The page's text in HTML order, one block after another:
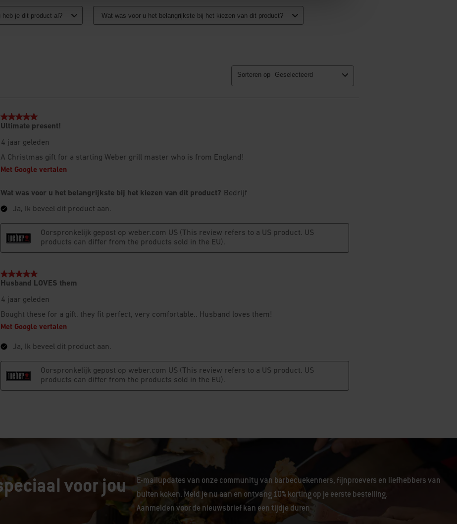
voor jou
E-mailupdates van onze community van barbecuekenners, fijnproevers en liefhebbers van
buiten koken. Meld je nu aan en ontvang 10% korting op je eerste bestelling.
Aanmelden voor de nieuwsbrief kan een tijdje duren.